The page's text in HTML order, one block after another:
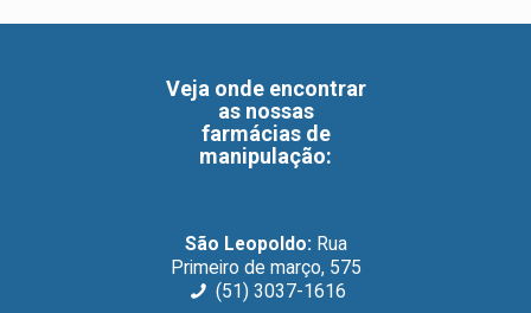
Veja onde encontrar
as nossas
farmácias de
manipulação:
São Leopoldo: Rua
Primeiro de março, 575
(51) 3037-1616